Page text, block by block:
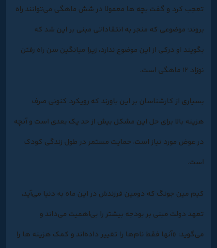
تعجب کرد و گفت بچه ها معمولا در شش ماهگی می‌توانند راه
بروند؛ موضوعی که منجر به انتقاداتی مبنی بر این شد که
بگویند او درکی از این موضوع ندارد، زیرا میانگین سن راه رفتن
نوزاد ۱۲ ماهگی است.
بسیاری از کارشناسان بر این باورند که رویکرد کنونی صرف
هزینه بالا برای حل این مشکل بیش از حد یک بعدی است و آنچه
در عوض مورد نیاز است، حمایت مستمر در طول زندگی کودک
است.
کیم مین جونگ که دومین فرزندش در این ماه به دنیا می‌آید،
تعهد دولت مبنی بر بودجه بیشتر را بی‌اهمیت می‌داند و
می‌گوید: «آنها فقط نام‌ها را تغییر داده‌اند و کمک هزینه ها را